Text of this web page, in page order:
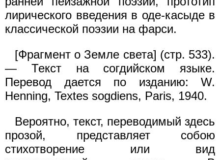
лирического введения в оде-касыде в
классической поэзии на фарси.
[Фрагмент о Земле света] (стр. 533).
— Текст на согдийском языке.
Перевод дается по изданию: W.
Henning, Textes sogdiens, Paris, 1940.
Вероятно, текст, переводимый здесь
прозой, представляет собою
стихотворение или вид